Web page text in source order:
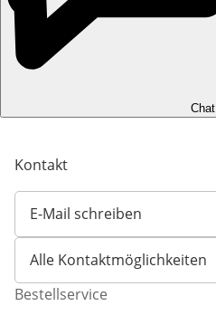
Chat
Kontakt
E-Mail schreiben
Öffnet E-Mail-Client
Alle Kontaktmöglichkeiten
Bestellservice